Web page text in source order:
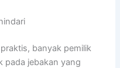
banyak pemilik
pada jebakan yang